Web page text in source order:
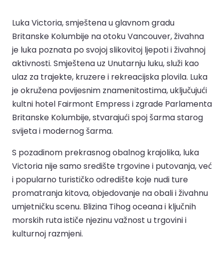
Luka Victoria, smještena u glavnom gradu
Britanske Kolumbije na otoku Vancouver, živahna
je luka poznata po svojoj slikovitoj ljepoti i živahnoj
aktivnosti. Smještena uz Unutarnju luku, služi kao
ulaz za trajekte, kruzere i rekreacijska plovila. Luka
je okružena povijesnim znamenitostima, uključujući
kultni hotel Fairmont Empress i zgrade Parlamenta
Britanske Kolumbije, stvarajući spoj šarma starog
svijeta i modernog šarma.
S pozadinom prekrasnog obalnog krajolika, luka
Victoria nije samo središte trgovine i putovanja, već
i popularno turističko odredište koje nudi ture
promatranja kitova, objedovanje na obali i živahnu
umjetničku scenu. Blizina Tihog oceana i ključnih
morskih ruta ističe njezinu važnost u trgovini i
kulturnoj razmjeni.